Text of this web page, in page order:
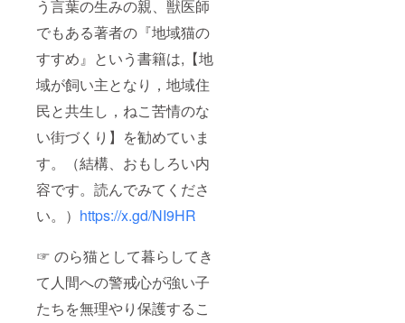
う言葉の生みの親、獣医師
でもある著者の『地域猫の
すすめ』という書籍は,【地
域が飼い主となり，地域住
民と共生し，ねこ苦情のな
い街づくり】を勧めていま
す。（結構、おもしろい内
容です。読んでみてくださ
い。） https://x.gd/NI9HR
☞ のら猫として暮らしてき
て人間への警戒心が強い子
たちを無理やり保護するこ